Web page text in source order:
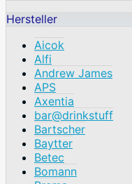
Hersteller
Aicok
Alfi
Andrew James
APS
Axentia
bar@drinkstuff
Bartscher
Baytter
Betec
Bomann